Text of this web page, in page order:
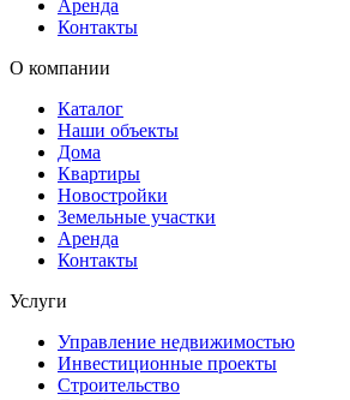
Аренда
Контакты
О компании
Каталог
Наши объекты
Дома
Квартиры
Новостройки
Земельные участки
Аренда
Контакты
Услуги
Управление недвижимостью
Инвестиционные проекты
Строительство